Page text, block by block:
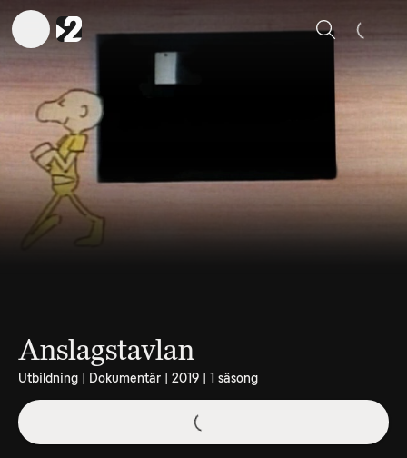
Sök
Anslagstavlan
Utbildning | Dokumentär | 2019 | 1 säsong